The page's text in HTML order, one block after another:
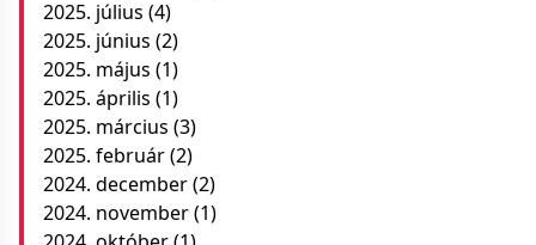
2025. július (4)
2025. június (2)
2025. május (1)
2025. április (1)
2025. március (3)
2025. február(2)
2024. december(2)
2024. november(1)